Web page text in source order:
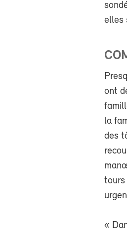
elles
ont
la
des
tours
«